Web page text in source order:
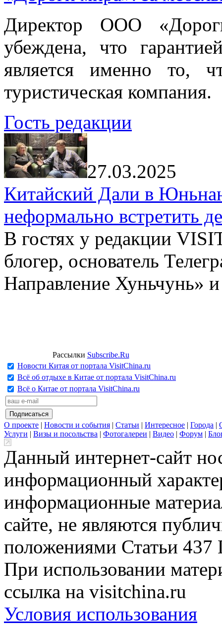
Директор ООО
убеждена, что
является именно то,
туристическая компания.
Гость редакции
27.03.2025
Китайский Дали в
неформально встретить
В гостях у редакции
блогер, основатель
Направление Хуньчунь»
Рассылки Subscribe.Ru
Новости Китая от портала VisitChina.ru
Всё об отдыхе в Китае от портала VisitChina.ru
Всё о Китае от портала VisitChina.ru
О проекте | Новости и события | Статьи | Интересное | Города |
Услуги | Визы и посольства | Фотогалереи | Видео | Форум |
Данный интернет-сайт
информационный
информационные
сайте, не являются
положениями Статьи 437
При использовании
ссылка на visitchina.ru
Условия использования